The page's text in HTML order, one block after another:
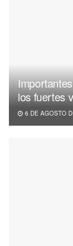
los fuertes
6 DE AGOSTO